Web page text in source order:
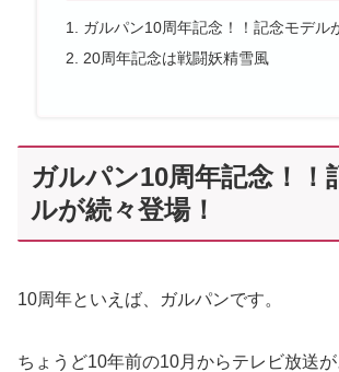
ガルパン10周年記念！！記念モデル
20周年記念は戦闘妖精雪風
ガルパン10周年記念！！
ルが続々登場！
10周年といえば、ガルパンです。
ちょうど10年前の10月からテレビ放送